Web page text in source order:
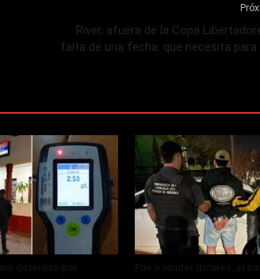
River, afuera de la Copa
falta de una fecha: que necesita